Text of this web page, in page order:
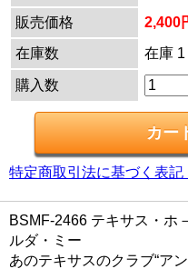
販売価格
2,400
在庫数
在庫 1
購入数
特定商取引法に基づく表記
BSMF-2466 テキサス・ホ
ルダ・ミー
あのテキサスのクラブ“ア